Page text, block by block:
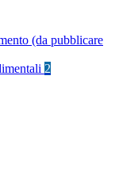
(da pubblicare
2